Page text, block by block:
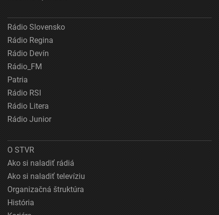
Rádio Slovensko
Rádio Regina
Rádio Devín
Rádio_FM
Patria
Rádio RSI
Rádio Litera
Rádio Junior
O STVR
Ako si naladiť rádiá
Ako si naladiť televíziu
Organizačná štruktúra
História